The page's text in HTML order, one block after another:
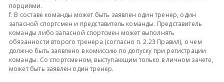
порциями.
f. В составе команды может быть заявлен один тренер, один
запасной спортсмен и представитель команды. Представитель
команды либо запасной спортсмен может выполнять
обязанности второго тренера (согласно п. 2.23 Правил), о чем
должно быть заявлено в комиссию по допуску при регистрации
команды. Со спортсменом, выступающим только в личном зачете,
может быть заявлен один тренер.